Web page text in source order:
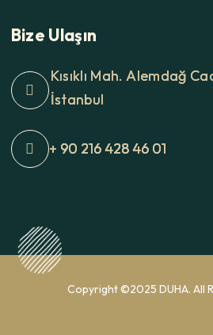
Bize Ulaşın
Kısıklı Mah. Alemdağ
İstanbul
+ 90 216 428 46 01
Copyright ©2025 DUHA. All